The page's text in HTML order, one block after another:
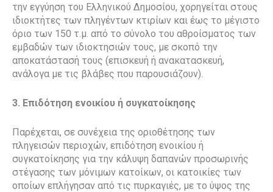
την εγγύηση του Ελληνικού Δημοσίου, χορηγείται στους
ιδιοκτήτες των πληγέντων κτιρίων και έως το μέγιστο
όριο των 150 τ.μ. από το σύνολο του αθροίσματος των
εμβαδών των ιδιοκτησιών τους, με σκοπό την
αποκατάστασή τους (επισκευή ή ανακατασκευή,
ανάλογα με τις βλάβες που παρουσιάζουν).
3. Επιδότηση ενοικίου ή συγκατοίκησης
Παρέχεται, σε συνέχεια της οριοθέτησης των
πληγεισών περιοχών, επιδότηση ενοικίου ή
συγκατοίκησης για την κάλυψη δαπανών προσωρινής
στέγασης των μόνιμων κατοίκων, οι κατοικίες των
οποίων επλήγησαν από τις πυρκαγιές, με το ύψος της